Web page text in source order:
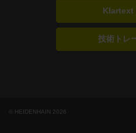
Klartext
技術トレ
© HEIDENHAIN 2026